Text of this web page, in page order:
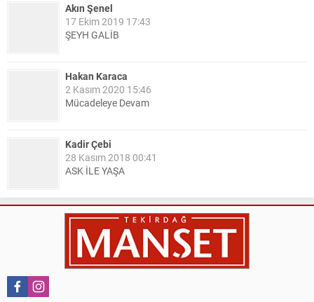
Akın Şenel
17 Ekim 2019 17:43
ŞEYH GALİB
Hakan Karaca
2 Kasım 2020 15:46
Mücadeleye Devam
Kadir Çebi
28 Kasım 2018 00:41
ASK İLE YAŞA
Nail Kazanç
10 Mart 2023 21:36
HAYDİ TEKİRDAĞ MAÇA !!!!